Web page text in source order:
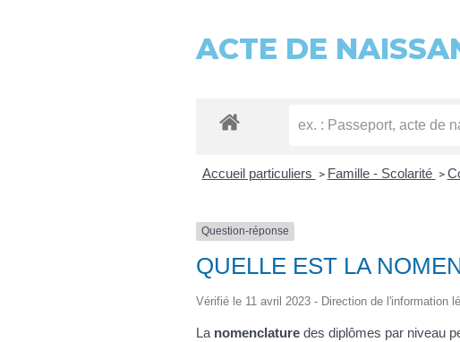
ACTE DE
Accueil particuliers > Famille - Scolarité >
Question-réponse
QUELLE EST LA
Vérifié le 11 avril 2023 - Direction de l'information
La nomenclature des diplômes par niveau